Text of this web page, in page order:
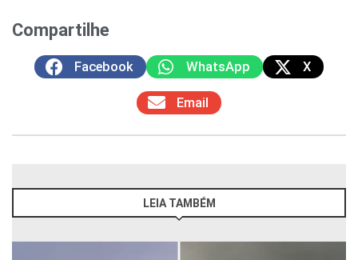
Compartilhe
Facebook WhatsApp X
Email
LEIA TAMBÉM